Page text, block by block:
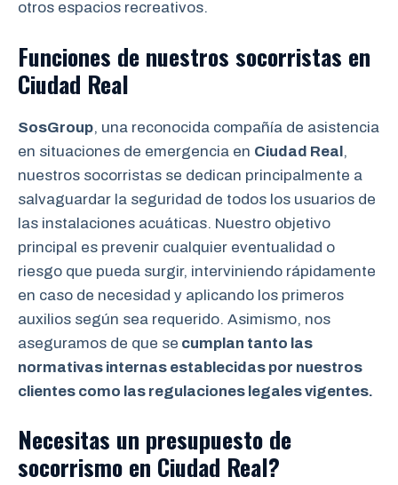
otros espacios recreativos.
Funciones de nuestros socorristas en
Ciudad Real
SosGroup, una reconocida compañía de asistencia
en situaciones de emergencia en Ciudad Real,
nuestros socorristas se dedican principalmente a
salvaguardar la seguridad de todos los usuarios de
las instalaciones acuáticas. Nuestro objetivo
principal es prevenir cualquier eventualidad o
riesgo que pueda surgir, interviniendo rápidamente
en caso de necesidad y aplicando los primeros
auxilios según sea requerido. Asimismo, nos
aseguramos de que se cumplan tanto las
normativas internas establecidas por nuestros
clientes como las regulaciones legales vigentes.
Necesitas un presupuesto de
socorrismo en Ciudad Real?